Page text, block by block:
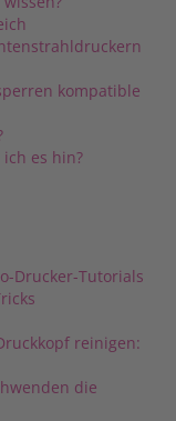
kompatible
es hin?
Drucker-Tutorials
reinigen:
die